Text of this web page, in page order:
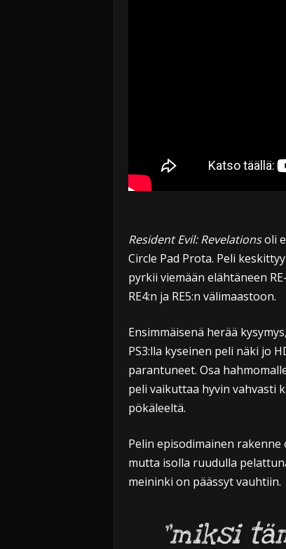
Resident Evil: Revelationsoli
Circle Pad Prota. Peli
pyrkii viemään elähtäneen
RE4:n ja RE5:n välimaastoon.
Ensimmäisenä herää
PS3:lla kyseinen peli näki jo
parantuneet. Osa
peli vaikuttaa hyvin vahvasti
pökäleeltä.
Pelin episodimainen
mutta isolla ruudulla
meininki on päässyt vauhtiin.
”miksi